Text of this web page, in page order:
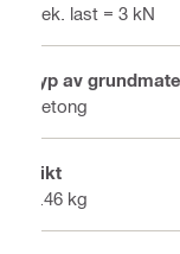
Rek. last = 3 kN
Typ av
Betong
Vikt
1.46 kg